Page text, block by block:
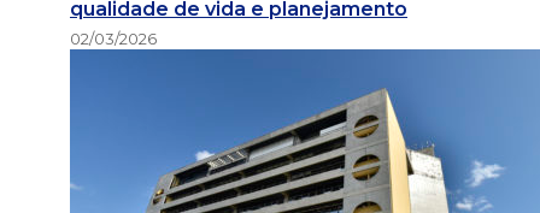
qualidade de vida e planejamento
02/03/2026